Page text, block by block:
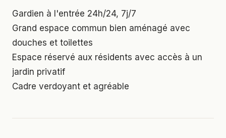
Gardien à l'entrée 24h/24, 7j/7
Grand espace commun bien aménagé avec
douches et toilettes
Espace réservé aux résidents avec accès à un
jardin privatif
Cadre verdoyant et agréable